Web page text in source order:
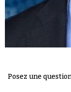
Posez une